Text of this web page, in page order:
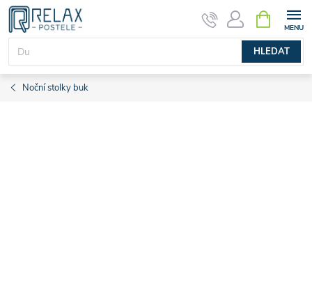
Přejít
obsah
HLEDAT
NÁKUPNÍ
KOŠÍK
Noční stolky buk